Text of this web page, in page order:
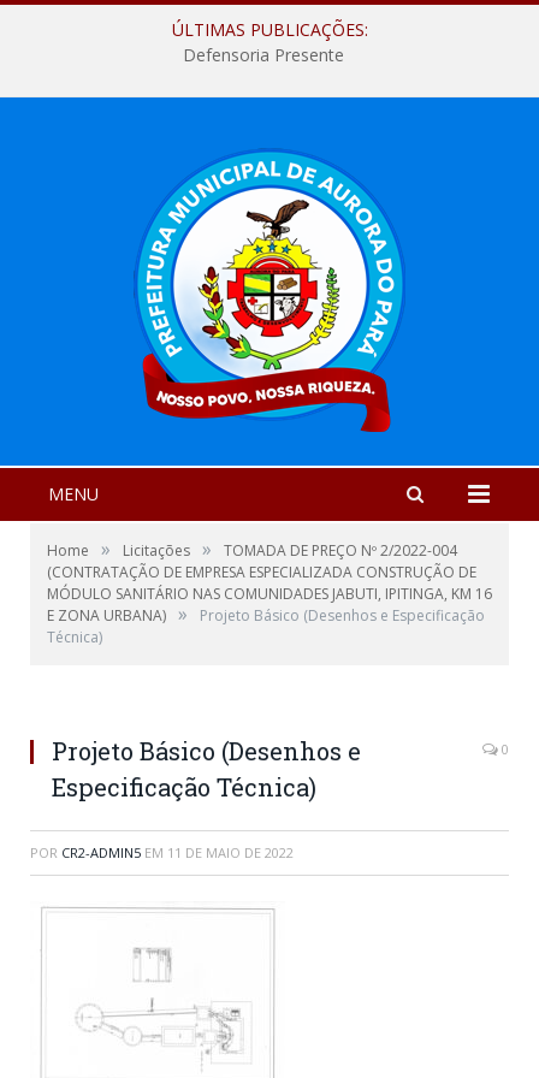
ÚLTIMAS PUBLICAÇÕES:
Defensoria Presente
MENU
Home » Licitações »
TOMADA DE PREÇO Nº 2/2022-004
(CONTRATAÇÃO DE EMPRESA ESPECIALIZADA CONSTRUÇÃO DE
MÓDULO SANITÁRIO NAS COMUNIDADES JABUTI, IPITINGA, KM 16
E ZONA URBANA) »
Projeto Básico (Desenhos e Especificação
Técnica)
Projeto Básico (Desenhos e
Especificação Técnica)
0
POR CR2-ADMIN5 EM 11 DE MAIO DE 2022